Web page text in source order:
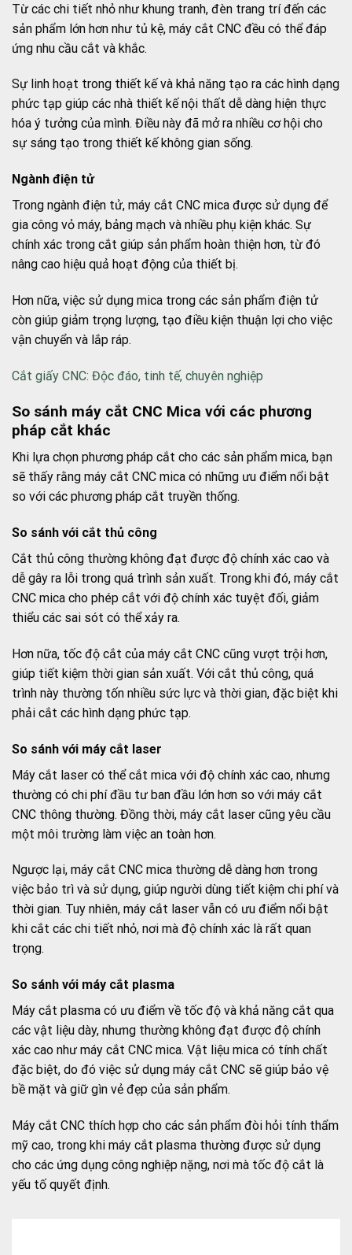
Từ các chi tiết nhỏ như khung tranh, đèn trang trí đến các
sản phẩm lớn hơn như tủ kệ, máy cắt CNC đều có thể đáp
ứng nhu cầu cắt và khắc.
Sự linh hoạt trong thiết kế và khả năng tạo ra các hình dạng
phức tạp giúp các nhà thiết kế nội thất dễ dàng hiện thực
hóa ý tưởng của mình. Điều này đã mở ra nhiều cơ hội cho
sự sáng tạo trong thiết kế không gian sống.
Ngành điện tử
Trong ngành điện tử, máy cắt CNC mica được sử dụng để
gia công vỏ máy, bảng mạch và nhiều phụ kiện khác. Sự
chính xác trong cắt giúp sản phẩm hoàn thiện hơn, từ đó
nâng cao hiệu quả hoạt động của thiết bị.
Hơn nữa, việc sử dụng mica trong các sản phẩm điện tử
còn giúp giảm trọng lượng, tạo điều kiện thuận lợi cho việc
vận chuyển và lắp ráp.
Cắt giấy CNC: Độc đáo, tinh tế, chuyên nghiệp
So sánh máy cắt CNC Mica với các phương
pháp cắt khác
Khi lựa chọn phương pháp cắt cho các sản phẩm mica, bạn
sẽ thấy rằng máy cắt CNC mica có những ưu điểm nổi bật
so với các phương pháp cắt truyền thống.
So sánh với cắt thủ công
Cắt thủ công thường không đạt được độ chính xác cao và
dễ gây ra lỗi trong quá trình sản xuất. Trong khi đó, máy cắt
CNC mica cho phép cắt với độ chính xác tuyệt đối, giảm
thiểu các sai sót có thể xảy ra.
Hơn nữa, tốc độ cắt của máy cắt CNC cũng vượt trội hơn,
giúp tiết kiệm thời gian sản xuất. Với cắt thủ công, quá
trình này thường tốn nhiều sức lực và thời gian, đặc biệt khi
phải cắt các hình dạng phức tạp.
So sánh với máy cắt laser
Máy cắt laser có thể cắt mica với độ chính xác cao, nhưng
thường có chi phí đầu tư ban đầu lớn hơn so với máy cắt
CNC thông thường. Đồng thời, máy cắt laser cũng yêu cầu
một môi trường làm việc an toàn hơn.
Ngược lại, máy cắt CNC mica thường dễ dàng hơn trong
việc bảo trì và sử dụng, giúp người dùng tiết kiệm chi phí và
thời gian. Tuy nhiên, máy cắt laser vẫn có ưu điểm nổi bật
khi cắt các chi tiết nhỏ, nơi mà độ chính xác là rất quan
trọng.
So sánh với máy cắt plasma
Máy cắt plasma có ưu điểm về tốc độ và khả năng cắt qua
các vật liệu dày, nhưng thường không đạt được độ chính
xác cao như máy cắt CNC mica. Vật liệu mica có tính chất
đặc biệt, do đó việc sử dụng máy cắt CNC sẽ giúp bảo vệ
bề mặt và giữ gìn vẻ đẹp của sản phẩm.
Máy cắt CNC thích hợp cho các sản phẩm đòi hỏi tính thẩm
mỹ cao, trong khi máy cắt plasma thường được sử dụng
cho các ứng dụng công nghiệp nặng, nơi mà tốc độ cắt là
yếu tố quyết định.